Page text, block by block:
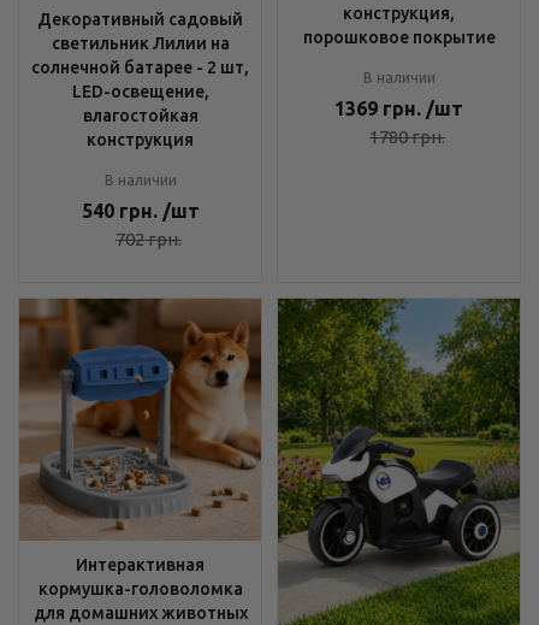
Декоративный садовый
светильник Лилии на
солнечной батарее - 2 шт,
LED-освещение,
влагостойкая
конструкция
В наличии
540 грн. /шт
702грн.
конструкция,
порошковое покрытие
В наличии
1369 грн. /шт
1780грн.
Интерактивная
кормушка-головоломка
для домашних животных